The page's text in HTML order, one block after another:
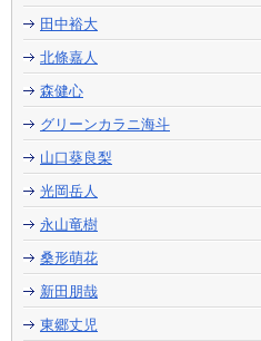
田中裕大
北條嘉人
森健心
グリーンカラニ海斗
山口葵良梨
光岡岳人
永山竜樹
桑形萌花
新田朋哉
東郷丈児